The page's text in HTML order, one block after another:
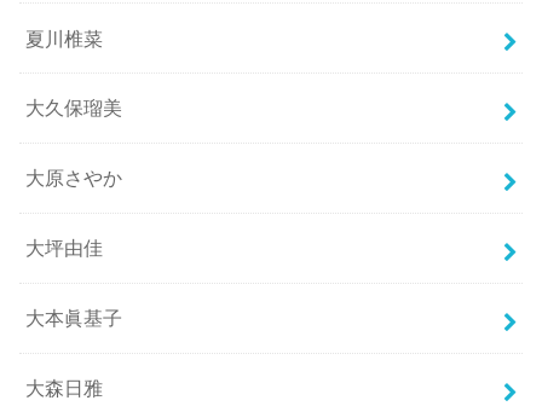
夏川椎菜
大久保瑠美
大原さやか
大坪由佳
大本眞基子
大森日雅